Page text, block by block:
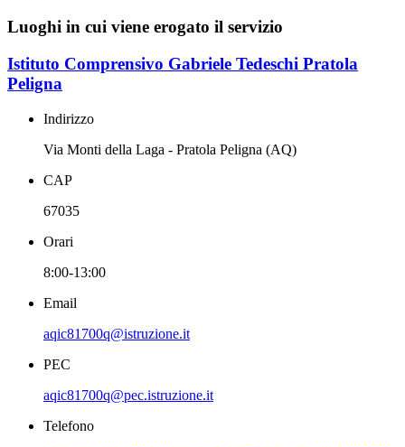
Luoghi in cui viene erogato il servizio
Istituto Comprensivo Gabriele Tedeschi Pratola
Peligna
Indirizzo
Via Monti della Laga - Pratola Peligna (AQ)
CAP
67035
Orari
8:00-13:00
Email
aqic81700q@istruzione.it
PEC
aqic81700q@pec.istruzione.it
Telefono